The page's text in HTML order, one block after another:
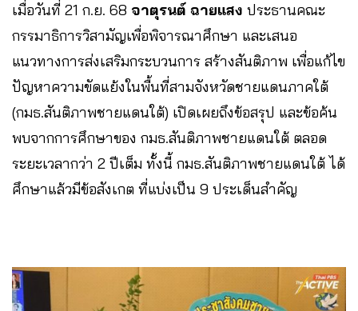
เมื่อวันที่ 21 ก.ย. 68 จาตุรนต์ ฉายแสง ประธานคณะ
กรรมาธิการวิสามัญเพื่อพิจารณาศึกษา และเสนอ
แนวทางการส่งเสริมกระบวนการ สร้างสันติภาพ เพื่อแก้ไข
ปัญหาความขัดแย้งในพื้นที่สามจังหวัดชายแดนภาคใต้
(กมธ.สันติภาพชายแดนใต้) เปิดเผยถึงข้อสรุป และข้อค้น
พบจากการศึกษาของ กมธ.สันติภาพชายแดนใต้ ตลอด
ระยะเวลากว่า 2 ปีเต็ม ทั้งนี้ กมธ.สันติภาพชายแดนใต้ ได้
ศึกษาแล้วมีข้อสังเกต ที่แบ่งเป็น 9 ประเด็นสำคัญ